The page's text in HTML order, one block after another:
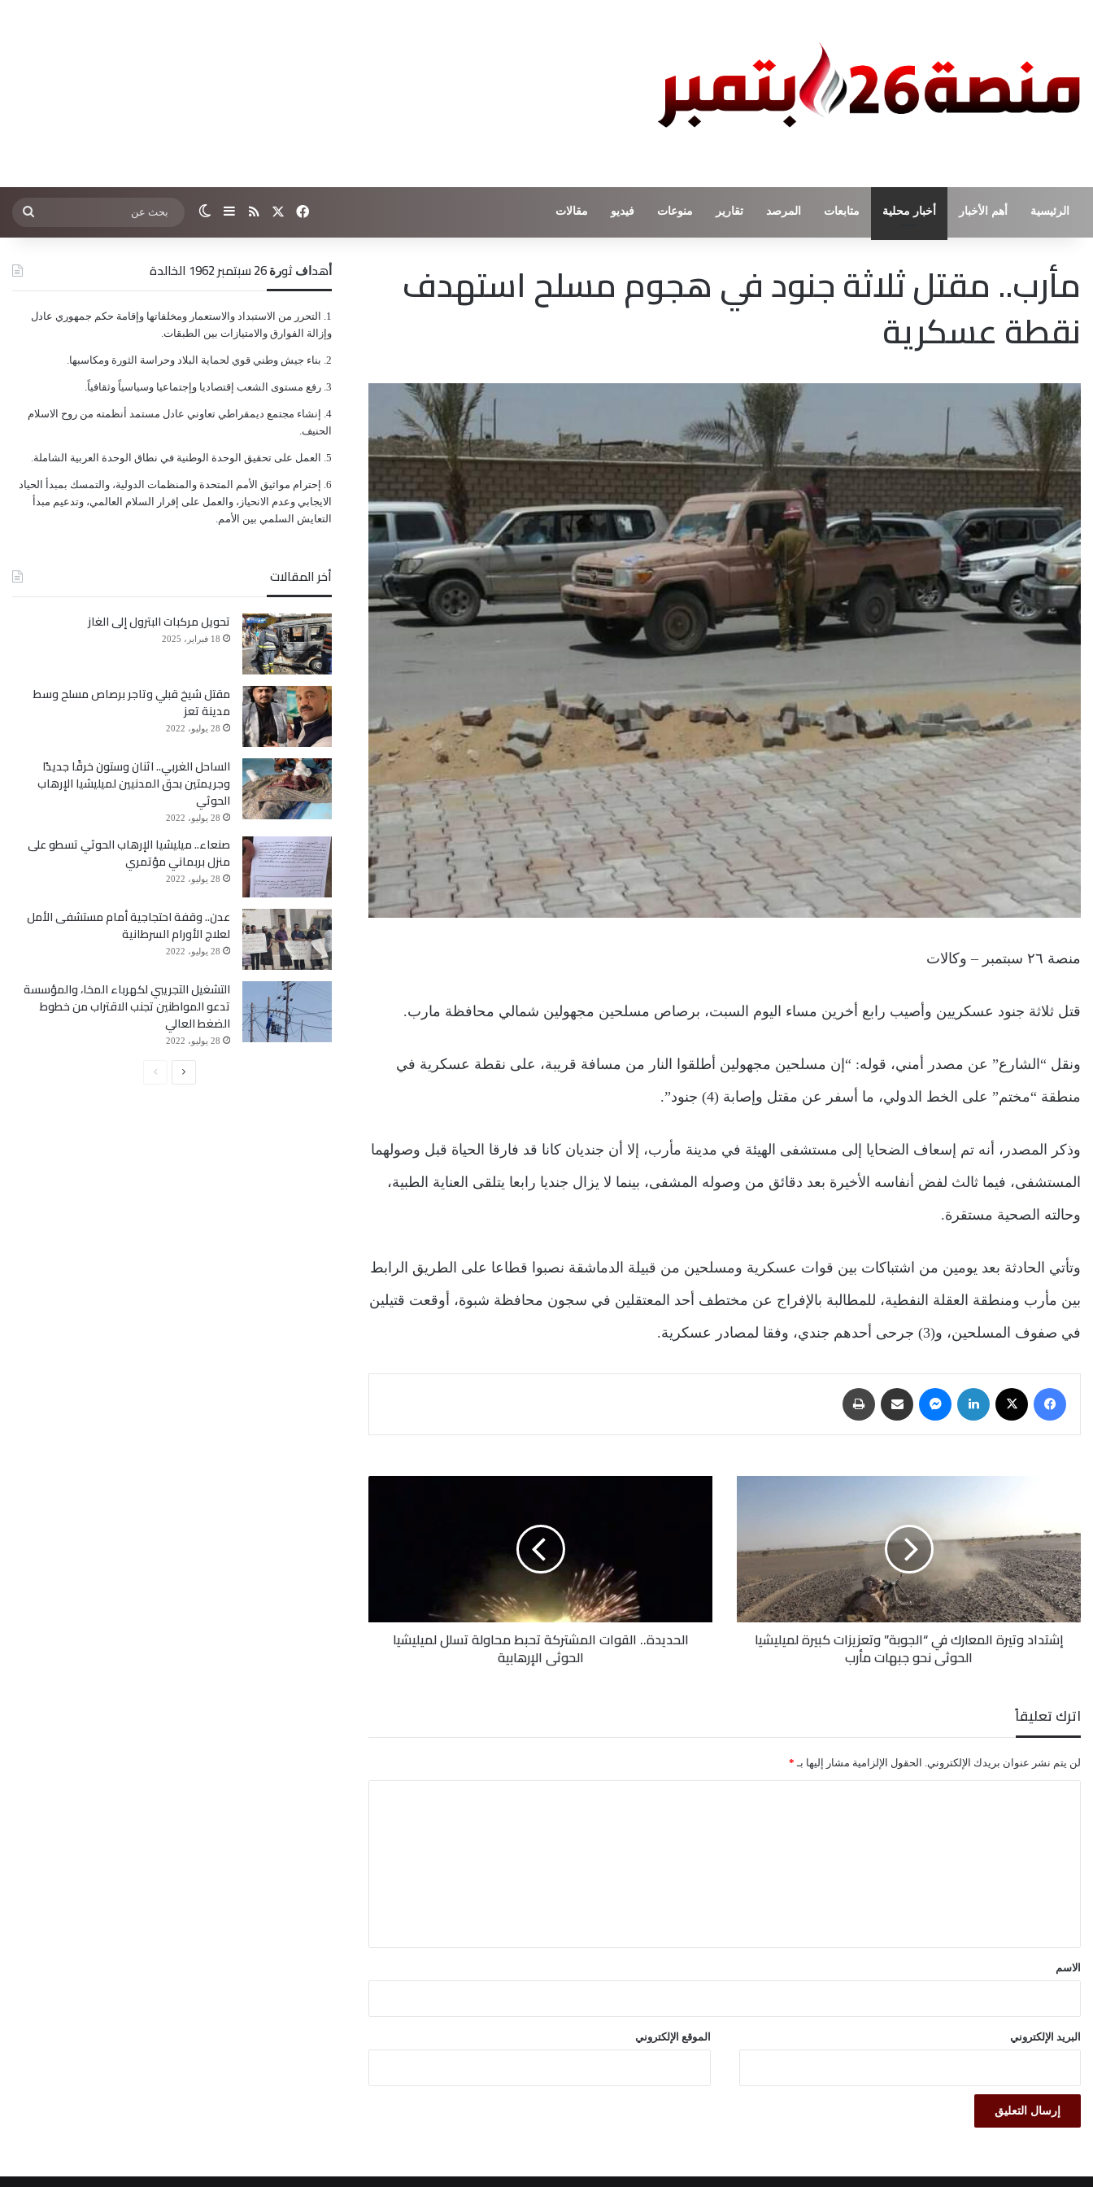
الرئيسية أهم الأخبار أخبار محلية متابعات المرصد تقارير منوعات فيديو مقالات فيسبوك ملخص الموقع RSS
إضافة عمود جانبي
الوضع المظلم بحث
عن
مأرب.. مقتل ثلاثة جنود في هجوم مسلح استهدف
نقطة عسكرية
منصة ٢٦ سبتمبر – وكالات
قتل ثلاثة جنود عسكريين وأصيب رابع أخرين مساء اليوم السبت، برصاص مسلحين مجهولين شمالي محافظة مارب.
ونقل “الشارع” عن مصدر أمني، قوله: “إن مسلحين مجهولين أطلقوا النار من مسافة قريبة، على نقطة عسكرية في
منطقة “مختم” على الخط الدولي، ما أسفر عن مقتل وإصابة (4) جنود”.
وذكر المصدر، أنه تم إسعاف الضحايا إلى مستشفى الهيئة في مدينة مأرب، إلا أن جنديان كانا قد فارقا الحياة قبل وصولهما
المستشفى، فيما ثالث لفض أنفاسه الأخيرة بعد دقائق من وصوله المشفى، بينما لا يزال جنديا رابعا يتلقى العناية الطبية،
وحالته الصحية مستقرة.
وتأتي الحادثة بعد يومين من اشتباكات بين قوات عسكرية ومسلحين من قبيلة الدماشقة نصبوا قطاعا على الطريق الرابط
بين مأرب ومنطقة العقلة النفطية، للمطالبة بالإفراج عن مختطف أحد المعتقلين في سجون محافظة شبوة، أوقعت قتيلين
في صفوف المسلحين، و(3) جرحى أحدهم جندي، وفقا لمصادر عسكرية.
فيسبوك لينكدإن ماسنجر مشاركة عبر البريد
في
“الجوبة”
وتعزيزات
كبيرة
لميليشيا
الحوثي
إشتداد وتيرة المعارك في “الجوبة” وتعزيزات كبيرة لميليشيا
الحوثي نحو جبهات مأرب
الإرهابية
الحديدة.. القوات المشتركة تحبط محاولة تسلل لميليشيا
الحوثي الإرهابية
اترك تعليقاً
لن يتم نشر عنوان بريدك الإلكتروني. الحقول الإلزامية مشار إليها بـ *
*الاسم
البريد الإلكتروني الموقع الإلكتروني
ﺃﻫﺪﺍﻑ ﺛﻮﺭﺓ 26 ﺳﺒﺘﻤﺒﺮ 1962 الخالدة
ﺍﻟﺘﺤﺮﺭ ﻣﻦ ﺍﻻﺳﺘﺒﺪﺍﺩ ﻭﺍﻻﺳﺘﻌﻤﺎﺭ ﻭﻣﺨﻠﻔﺎﺗﻬﺎ ﻭﺇﻗﺎﻣﺔ ﺣﻜﻢ ﺟﻤﻬﻮﺭﻱ ﻋﺎﺩﻝ
ﻭﺇﺯﺍﻟﺔ ﺍﻟﻔﻮﺍﺭﻕ ﻭﺍﻻﻣﺘﻴﺎﺯﺍﺕ ﺑﻴﻦ ﺍﻟﻄﺒﻘﺎﺕ.
ﺑﻨﺎﺀ ﺟﻴﺶ ﻭﻃﻨﻲ ﻗﻮﻱ ﻟﺤﻤﺎﻳﺔ ﺍﻟﺒﻼﺩ ﻭﺣﺮﺍﺳﺔ ﺍﻟﺜﻮﺭﺓ ﻭﻣﻜﺎﺳﺒﻬﺎ.
ﺭﻓﻊ ﻣﺴﺘﻮﻯ ﺍﻟﺸﻌﺐ ﺇﻗﺘﺼﺎﺩﻳﺎ ﻭﺇﺟﺘﻤﺎﻋﻴﺎ ﻭﺳﻴﺎﺳﻴﺎً ﻭﺛﻘﺎﻓﻴﺎً.
ﺇﻧﺸﺎﺀ ﻣﺠﺘﻤﻊ ﺩﻳﻤﻘﺮﺍﻃﻲ ﺗﻌﺎﻭﻧﻲ ﻋﺎﺩﻝ ﻣﺴﺘﻤﺪ ﺃﻧﻈﻤﺘﻪ ﻣﻦ ﺭﻭﺡ ﺍﻻﺳﻼﻡ
ﺍﻟﺤﻨﻴﻒ.
ﺍﻟﻌﻤﻞ ﻋﻠﻰ ﺗﺤﻘﻴﻖ ﺍﻟﻮﺣﺪﺓ ﺍﻟﻮﻃﻨﻴﺔ ﻓﻲ ﻧﻄﺎﻕ ﺍﻟﻮﺣﺪﺓ ﺍﻟﻌﺮﺑﻴﺔ ﺍﻟﺸﺎﻣﻠﺔ.
ﺇﺣﺘﺮﺍﻡ ﻣﻮﺍﺛﻴﻖ الأﻣﻢ ﺍﻟﻤﺘﺤﺪﺓ ﻭﺍﻟﻤﻨﻈﻤﺎﺕ ﺍﻟﺪﻭﻟﻴﺔ، ﻭﺍﻟﺘﻤﺴﻚ ﺑﻤﺒﺪﺃ ﺍﻟﺤﻴﺎﺩ
ﺍﻻﻳﺠﺎﺑﻲ ﻭﻋﺪﻡ ﺍﻻﻧﺤﻴﺎﺯ، ﻭﺍﻟﻌﻤﻞ ﻋﻠﻰ ﺇﻗﺮﺍﺭ ﺍﻟﺴﻼﻡ ﺍﻟﻌﺎﻟﻤﻲ، ﻭﺗﺪﻋﻴﻢ ﻣﺒﺪﺃ
ﺍﻟﺘﻌﺎﻳﺶ ﺍﻟﺴﻠﻤﻲ ﺑﻴﻦ ﺍﻷﻣﻢ.
أخر المقالات
تحويل مركبات البترول إلى الغاز
18 فبراير، 2025
مقتل شيخ قبلي وتاجر برصاص مسلح وسط
مدينة تعز
28 يوليو، 2022
الساحل الغربي.. اثنان وستون خرقًا جديدًا
وجريمتين بحق المدنيين لميليشيا الإرهاب
الحوثي
28 يوليو، 2022
صنعاء.. ميليشيا الإرهاب الحوثي تسطو على
منزل بربماني مؤتمري
28 يوليو، 2022
عدن.. وقفة احتجاجية أمام مستشفى الأمل
لعلاج الأورام السرطانية
28 يوليو، 2022
التشغيل التجريبي لكهرباء المخا، والمؤسسة
تدعو المواطنين تجنب الاقتراب من خطوط
الضغط العالي
28 يوليو، 2022
الصفحة
الصفحة